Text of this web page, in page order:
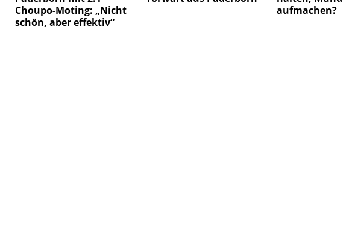
Choupo-Moting: „Nicht
schön, aber effektiv“
aufmachen?